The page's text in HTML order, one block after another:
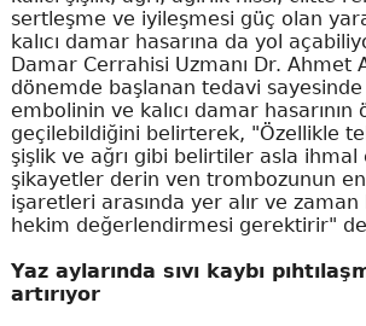
sertleşme ve iyileşmesi güç olan
kalıcı damar hasarına da yol
Damar Cerrahisi Uzmanı Dr. Ahmet
dönemde başlanan tedavi
embolinin ve kalıcı damar hasarının
geçilebildiğini belirterek, "Özellikle
şişlik ve ağrı gibi belirtiler asla
şikayetler derin ven trombozunun
işaretleri arasında yer alır ve
hekim değerlendirmesi gerektirir"
Yaz aylarında sıvı kaybı
artırıyor